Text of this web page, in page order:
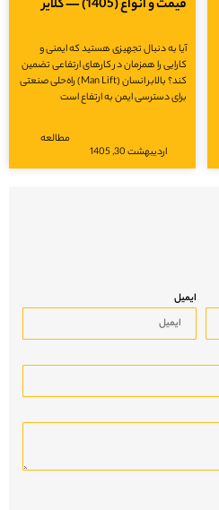
قیمت و انواع (1405) — کلایر
آیا به دنبال تجهیزی هستید که ایمنی و
کارایی را همزمان در کارهای ارتفاعی تضمین
کند؟ بالابر انسان (Man Lift) راه‌حلی صنعتی
برای دسترسی ایمن به ارتفاع است
مطالعه
اردیبهشت 30, 1405
ایمیل